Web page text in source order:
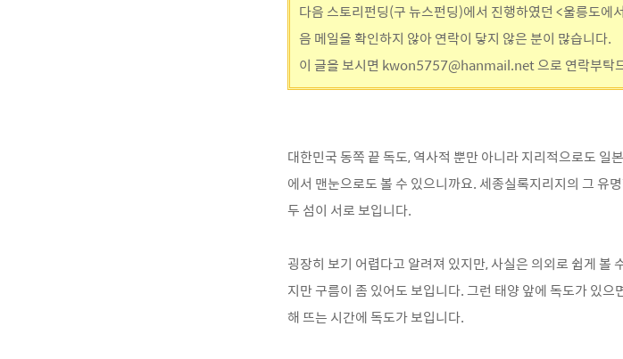
다음 스토리펀딩(구 뉴스펀딩)에서 진행하였던 <울릉도에
음 메일을 확인하지 않아 연락이 닿지 않은 분이 많습니다.
이 글을 보시면 kwon5757@hanmail.net 으로 연락부탁
대한민국 동쪽 끝 독도, 역사적 뿐만 아니라 지리적으로도
에서 맨눈으로도 볼 수 있으니까요. 세종실록지리지의 그 유
두 섬이 서로 보입니다.
굉장히 보기 어렵다고 알려져 있지만, 사실은 의외로 쉽게 볼
지만 구름이 좀 있어도 보입니다. 그런 태양 앞에 독도가 있
해 뜨는 시간에 독도가 보입니다.